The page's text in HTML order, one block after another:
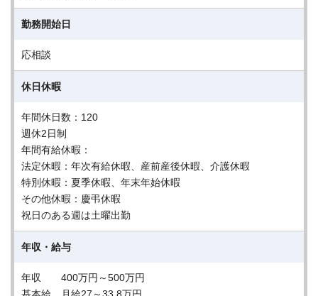
勤務開始日
応相談
休日休暇
年間休日数：120
週休2日制
年間有給休暇：
法定休暇：年次有給休暇、産前産後休暇、介護休暇
特別休暇：夏季休暇、年末年始休暇
その他休暇：慶弔休暇
祝日のある週は土曜出勤
年収・給与
年収 400万円～500万円